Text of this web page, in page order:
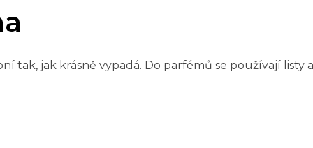
tak, jak krásně vypadá. Do parfémů se používají